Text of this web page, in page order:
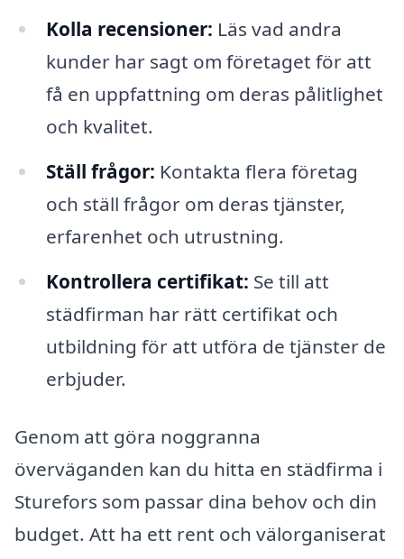
Kolla recensioner: Läs vad andra
kunder har sagt om företaget för att
få en uppfattning om deras pålitlighet
och kvalitet.
Ställ frågor: Kontakta flera företag
och ställ frågor om deras tjänster,
erfarenhet och utrustning.
Kontrollera certifikat: Se till att
städfirman har rätt certifikat och
utbildning för att utföra de tjänster de
erbjuder.
Genom att göra noggranna
överväganden kan du hitta en städfirma i
Sturefors som passar dina behov och din
budget. Att ha ett rent och välorganiserat